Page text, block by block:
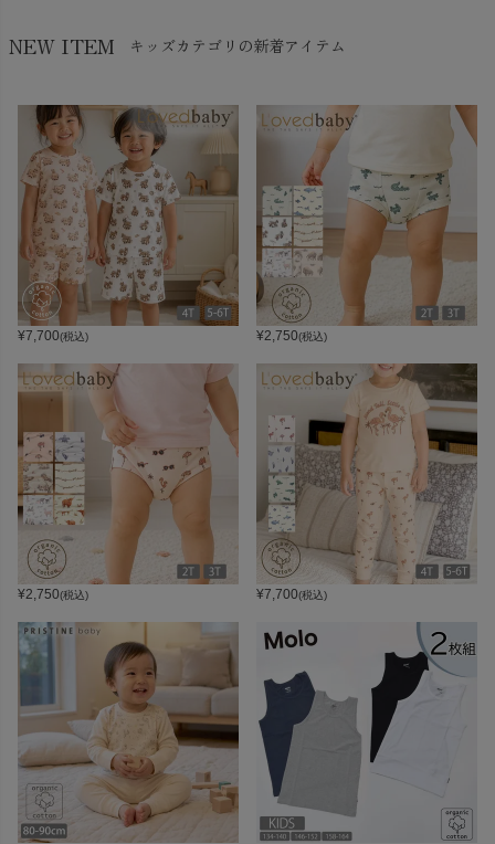
NEW ITEM キッズカテゴリの新着アイテム
¥7,700(税込) ¥2,750(税込)
¥2,750(税込) ¥7,700(税込)